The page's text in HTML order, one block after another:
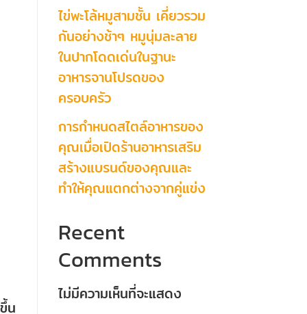
น
ไข่พะโล้หมูสามชั้น เคี่ยวรวม
กันอย่างช้าๆ หมูนุ่มละลาย
ในปากโดดเด่นในฐานะ
อาหารจานโปรดของ
ครอบครัว
การกำหนดสไตล์อาหารของ
คุณเมื่อเปิดร้านอาหารเสริม
สร้างแบรนด์ของคุณและ
ทำให้คุณแตกต่างจากคู่แข่ง
Recent
Comments
ไม่มีความเห็นที่จะแสดง